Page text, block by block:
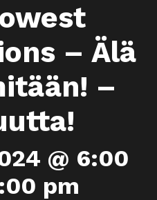
– Älä
–
@ 6:00
pm